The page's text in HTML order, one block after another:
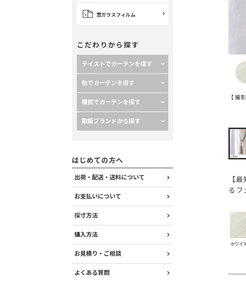
窓ガラスフィルム
こだわりから探す
テイストでカーテンを探す
色でカーテンを探す
機能でカーテンを探す
取扱ブランドから探す
はじめての方へ
出荷・配送・送料について
お支払いについて
採寸方法
購入方法
お見積り・ご相談
よくある質問
【撮
【
るフ
ホワイ